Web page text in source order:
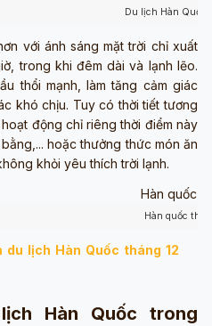
Du lịch Hàn Quốc
với ánh sáng mặt trời chỉ xuất
trong khi đêm dài và lạnh lẽo.
thổi mạnh, làm tăng cảm giác
khó chịu. Tuy có thời tiết tương
động chỉ riêng thời điểm này
hoặc thưởng thức món ăn
khỏi yêu thích trời lạnh.
Hàn quốc
du lịch Hàn Quốc tháng 12
Hàn Quốc trong